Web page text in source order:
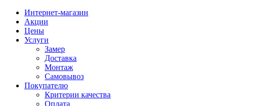
Интернет-магазин
Акции
Цены
Услуги
Замер
Доставка
Монтаж
Самовывоз
Покупателю
Критерии качества
Оплата